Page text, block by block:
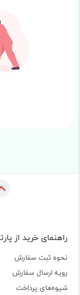
راهنمای خرید از
نحوه ثبت سفارش
رویه ارسال سفارش
شیوه‌های پرداخت